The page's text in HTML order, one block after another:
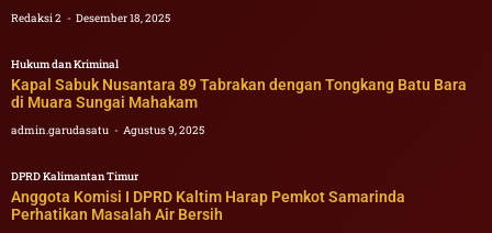
Redaksi 2 Desember 18, 2025
Hukum dan Kriminal
Kapal Sabuk Nusantara 89 Tabrakan dengan Tongkang Batu Bara
di Muara Sungai Mahakam
admin.garudasatu Agustus 9, 2025
DPRD Kalimantan Timur
Anggota Komisi I DPRD Kaltim Harap Pemkot Samarinda
Perhatikan Masalah Air Bersih